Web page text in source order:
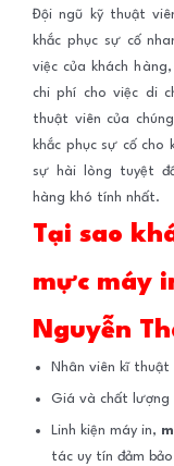
Đội ngũ kỹ thuật
khắc phục sự cố
việc của khách
chi phí cho việc di
thuật viên của
khắc phục sự cố cho
sự hài lòng tuyệt
hàng khó tính nhất.
Tại sao
mực máy
Nguyễn
Nhân viên kĩ
Giá và chất
Linh kiện máy in,
tác uy tín đảm